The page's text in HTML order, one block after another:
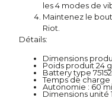
les 4 modes de
Maintenez le
Riot.
Détails:
Dimensions
Poids produit 24 g
Battery type
Temps de charge
Autonomie : 60
Dimensions unité